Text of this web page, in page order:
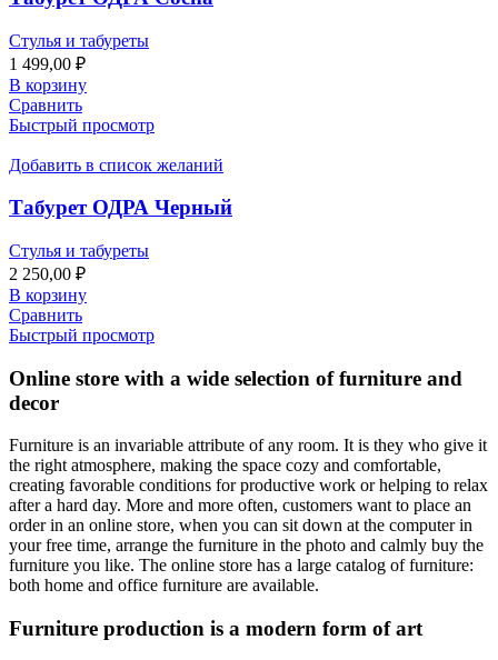
Стулья и табуреты
1 499,00 ₽
В корзину
Сравнить
Быстрый просмотр
Добавить в список желаний
Табурет ОДРА Черный
Стулья и табуреты
2 250,00 ₽
В корзину
Сравнить
Быстрый просмотр
Online store with a wide selection of furniture and
decor
Furniture is an invariable attribute of any room. It is they who give it
the right atmosphere, making the space cozy and comfortable,
creating favorable conditions for productive work or helping to relax
after a hard day. More and more often, customers want to place an
order in an online store, when you can sit down at the computer in
your free time, arrange the furniture in the photo and calmly buy the
furniture you like. The online store has a large catalog of furniture:
both home and office furniture are available.
Furniture production is a modern form of art